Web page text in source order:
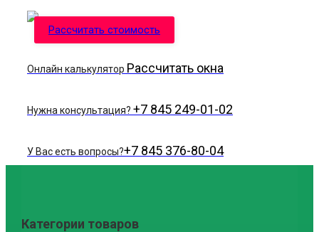
Рассчитать стоимость
Онлайн калькулятор Рассчитать окна
Нужна консультация? +7 845 249-01-02
У Вас есть вопросы?+7 845 376-80-04
Категории товаров